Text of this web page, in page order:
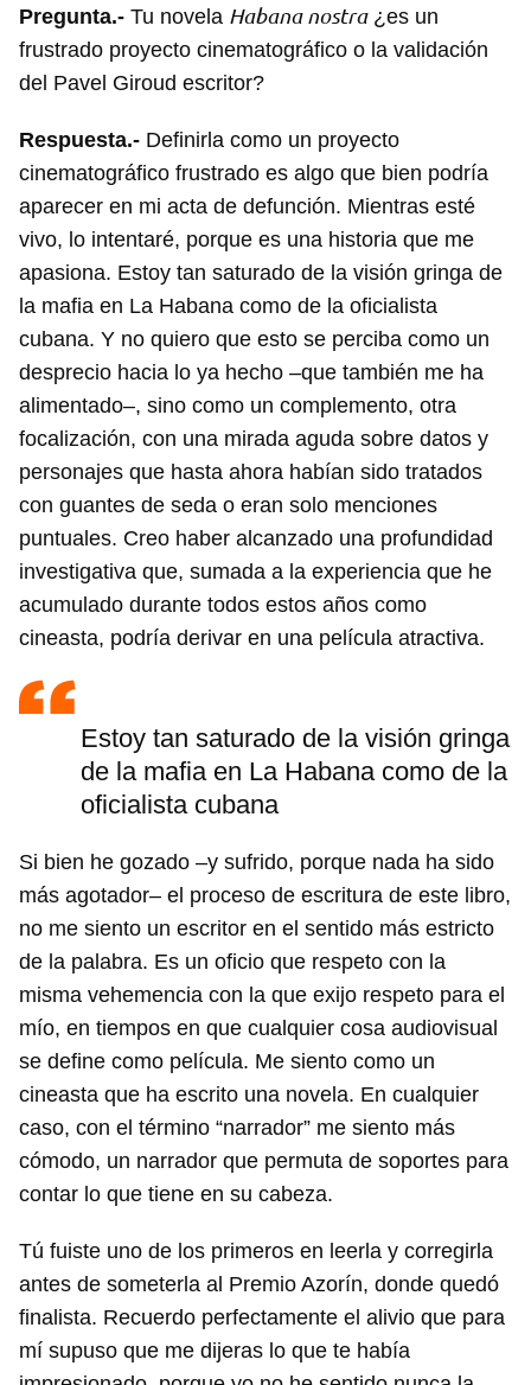
Pregunta.- Tu novela Habana nostra¿es un
frustrado proyecto cinematográfico o la validación
del Pavel Giroud escritor?
Respuesta.- Definirla como un proyecto
cinematográfico frustrado es algo que bien podría
aparecer en mi acta de defunción. Mientras esté
vivo, lo intentaré, porque es una historia que me
apasiona. Estoy tan saturado de la visión gringa de
la mafia en La Habana como de la oficialista
cubana. Y no quiero que esto se perciba como un
desprecio hacia lo ya hecho –que también me ha
alimentado–, sino como un complemento, otra
focalización, con una mirada aguda sobre datos y
personajes que hasta ahora habían sido tratados
con guantes de seda o eran solo menciones
puntuales. Creo haber alcanzado una profundidad
investigativa que, sumada a la experiencia que he
acumulado durante todos estos años como
cineasta, podría derivar en una película atractiva.
Estoy tan saturado de la visión gringa
de la mafia en La Habana como de la
oficialista cubana
Si bien he gozado –y sufrido, porque nada ha sido
más agotador– el proceso de escritura de este libro,
no me siento un escritor en el sentido más estricto
de la palabra. Es un oficio que respeto con la
misma vehemencia con la que exijo respeto para el
mío, en tiempos en que cualquier cosa audiovisual
se define como película. Me siento como un
cineasta que ha escrito una novela. En cualquier
caso, con el término “narrador” me siento más
cómodo, un narrador que permuta de soportes para
contar lo que tiene en su cabeza.
Tú fuiste uno de los primeros en leerla y corregirla
antes de someterla al Premio Azorín, donde quedó
finalista. Recuerdo perfectamente el alivio que para
mí supuso que me dijeras lo que te había